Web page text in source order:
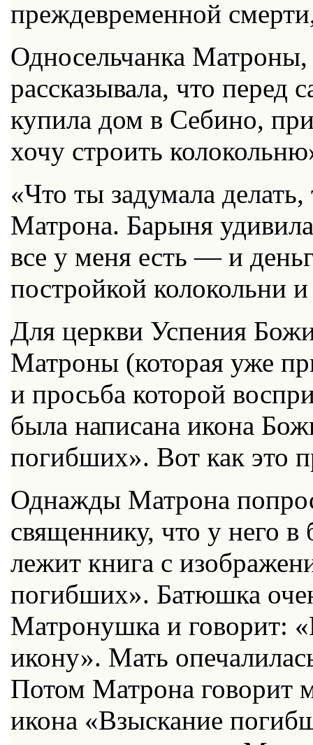
преждевременной
Односельчанка Матроны,
рассказывала, что
купила дом в Себино,
хочу строить
«Что ты задумала
Матрона. Барыня
все у меня есть — и
постройкой колокольни
Для церкви Успения
Матроны (которая уже
и просьба которой
была написана икона
погибших». Вот как это
Однажды Матрона
священнику, что у него в
лежит книга с
погибших». Батюшка
Матронушка и говорит:
икону». Мать
Потом Матрона говорит
икона «Взыскание